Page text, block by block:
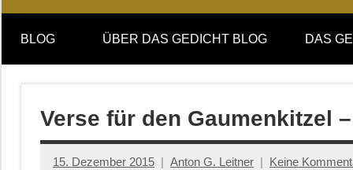
DAS
GEDICHT
blog
DAS
GEDICHT.
Zeitschrift
BLOG ÜBER DAS GEDICHT BLOG DAS
Verse für den Gaumenkitzel
15. Dezember 2015 Anton G. Leitner Keine